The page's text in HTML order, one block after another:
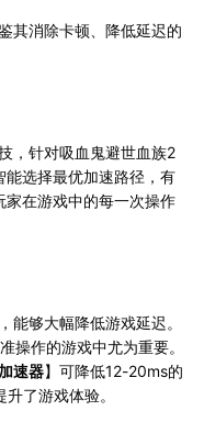
其消除卡顿、降低延迟的
，针对吸血鬼避世血族2
选择最优加速路径，有
在游戏中的每一次操作
能够大幅降低游戏延迟。
操作的游戏中尤为重要。
速器】可降低12-20ms的
了游戏体验。